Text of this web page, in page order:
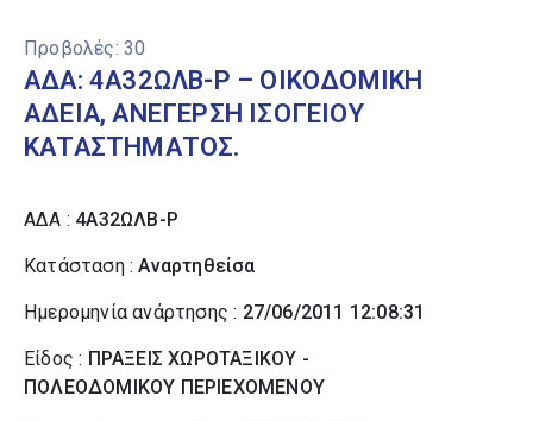
Προβολές: 30
ΑΔΑ: 4Α32ΩΛΒ-Ρ – ΟΙΚΟΔΟΜΙΚΗ
ΑΔΕΙΑ, ΑΝΕΓΕΡΣΗ ΙΣΟΓΕΙΟΥ
ΚΑΤΑΣΤΗΜΑΤΟΣ.
ΑΔΑ : 4Α32ΩΛΒ-Ρ
Κατάσταση :Αναρτηθείσα
Ημερομηνία ανάρτησης : 27/06/2011 12:08:31
Είδος : ΠΡΑΞΕΙΣ ΧΩΡΟΤΑΞΙΚΟΥ -
ΠΟΛΕΟΔΟΜΙΚΟΥ ΠΕΡΙΕΧΟΜΕΝΟΥ